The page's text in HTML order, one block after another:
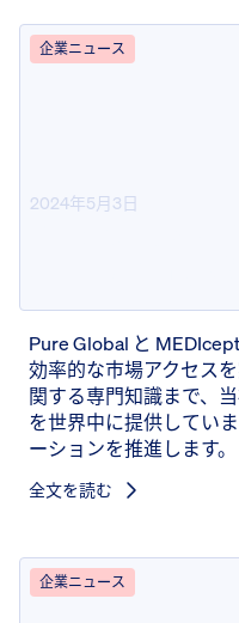
企業ニュース
2024年5月3日
Pure Global と
効率的な市場アクセス
関する専門知識まで、
を世界中に提供してい
ーションを推進します。
全文を読む
企業ニュース